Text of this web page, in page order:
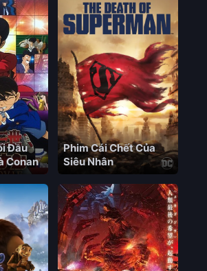
Movie 5: Countdown
to Heaven, Meitantei
Conan: Tengoku e no
Count Down Vietsub
+ Lồng Tiếng – HD
Nhật Bản
Đầu
Conan
Phim Cái Chết Của
Siêu Nhân